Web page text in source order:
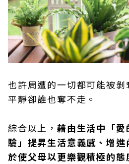
也許周遭的一切都可能被
平靜卻誰也奪不走。
綜合以上， 藉由生活中「
驗」提昇生活意義感、增
於使父母以更樂觀積極的